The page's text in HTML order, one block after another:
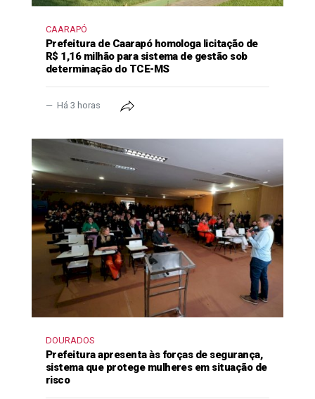
CAARAPÓ
Prefeitura de Caarapó homologa licitação de
R$ 1,16 milhão para sistema de gestão sob
determinação do TCE-MS
Há 3 horas
DOURADOS
Prefeitura apresenta às forças de segurança,
sistema que protege mulheres em situação de
risco